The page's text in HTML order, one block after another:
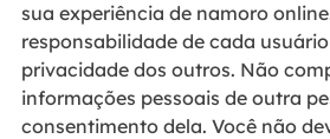
sua experiência de namoro
responsabilidade de cada
privacidade dos outros. Não
informações pessoais de outra
consentimento dela. Você não